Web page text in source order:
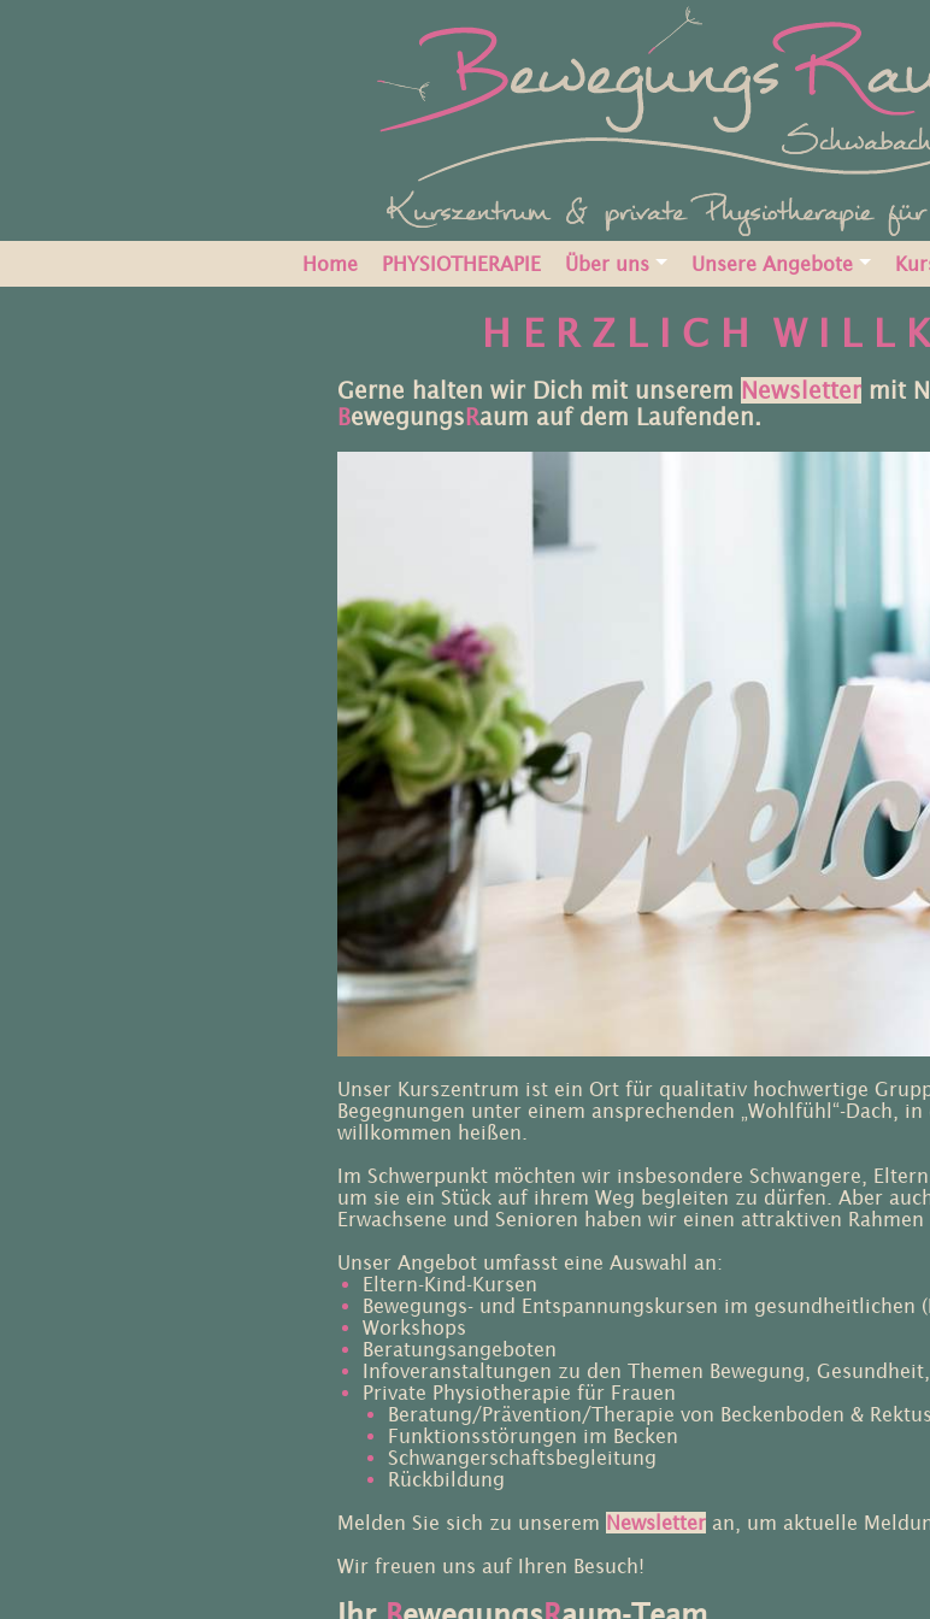
Home PHYSIOTHERAPIE Über uns Unsere Angebote
H E R Z L I C H W I L L
Gerne halten wir Dich mit unserem Newsletter mit
BewegungsRaum auf dem Laufenden.
Unser Kurszentrum ist ein Ort für qualitativ hochwertige
Begegnungen unter einem ansprechenden „Wohlfühl“-Dach,
willkommen heißen.
Im Schwerpunkt möchten wir insbesondere Schwangere,
um sie ein Stück auf ihrem Weg begleiten zu dürfen. Aber
Erwachsene und Senioren haben wir einen attraktiven Rahmen
Unser Angebot umfasst eine Auswahl an:
Eltern-Kind-Kursen
Bewegungs- und Entspannungskursen im gesundheitlichen
Workshops
Beratungsangeboten
Infoveranstaltungen zu den Themen Bewegung,
Private Physiotherapie für Frauen
Beratung/Prävention/Therapie von Beckenboden &
Funktionsstörungen im Becken
Schwangerschaftsbegleitung
Rückbildung
Melden Sie sich zu unserem Newsletter an, um aktuelle
Wir freuen uns auf Ihren Besuch!